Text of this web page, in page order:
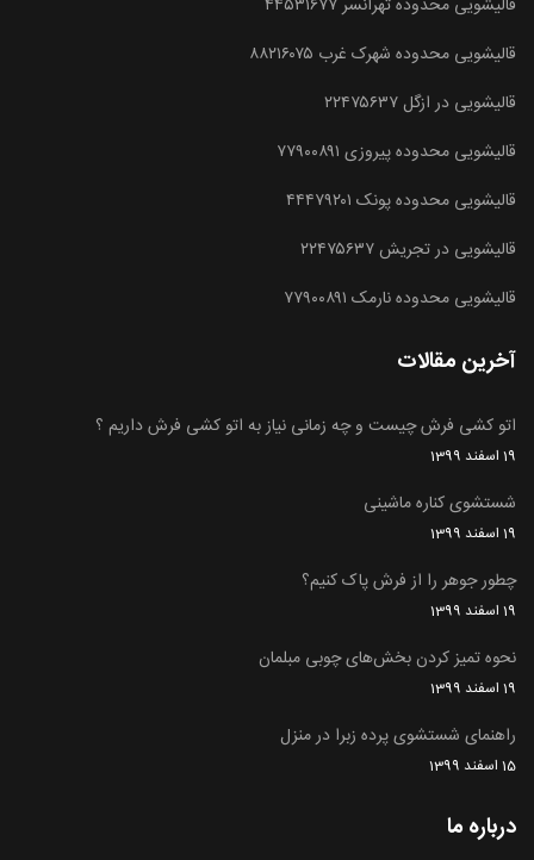
قالیشویی محدوده تهرانسر ۴۴۵۳۱۶۷۷
قالیشویی محدوده شهرک غرب ۸۸۲۱۶۰۷۵
قالیشویی در ازگل ۲۲۴۷۵۶۳۷
قالیشویی محدوده پیروزی ۷۷۹۰۰۸۹۱
قالیشویی محدوده پونک ۴۴۴۷۹۲۰۱
قالیشویی در تجریش ۲۲۴۷۵۶۳۷
قالیشویی محدوده نارمک ۷۷۹۰۰۸۹۱
آخرین مقالات
اتو کشی فرش چیست و چه زمانی نیاز به اتو کشی فرش داریم ؟
19 اسفند 1399
شستشوی کناره ماشینی
19 اسفند 1399
چطور جوهر را از فرش پاک کنیم؟
19 اسفند 1399
نحوه تمیز کردن بخش‌های چوبی مبلمان
19 اسفند 1399
راهنمای شستشوی پرده زبرا در منزل
15 اسفند 1399
درباره ما